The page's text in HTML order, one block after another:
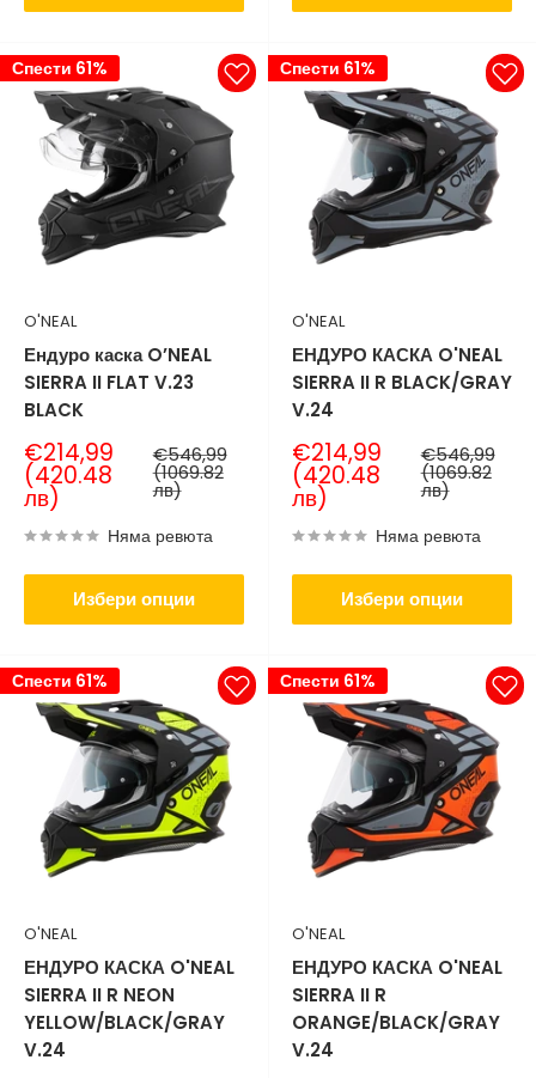
Спести 61%
O'NEAL
Ендуро каска O’NEAL
SIERRA II FLAT V.23
BLACK
Продажна
цена
€214,99
(420.48
лв)
Нормална
цена
€546,99
(1069.82
лв)
Няма ревюта
Избери опции
Спести 61%
O'NEAL
ЕНДУРО КАСКА O'NEAL
SIERRA II R BLACK/GRAY
V.24
Продажна
цена
€214,99
(420.48
лв)
Нормална
цена
€546,99
(1069.82
лв)
Няма ревюта
Избери опции
Спести 61%
O'NEAL
ЕНДУРО КАСКА O'NEAL
SIERRA II R NEON
YELLOW/BLACK/GRAY
V.24
Спести 61%
O'NEAL
ЕНДУРО КАСКА O'NEAL
SIERRA II R
ORANGE/BLACK/GRAY
V.24